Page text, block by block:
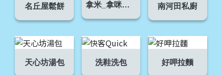
名丘屋鬆餅 拿米_拿咪商店 南河田私廚
天心坊湯包 洗鞋洗包 好呷拉麵